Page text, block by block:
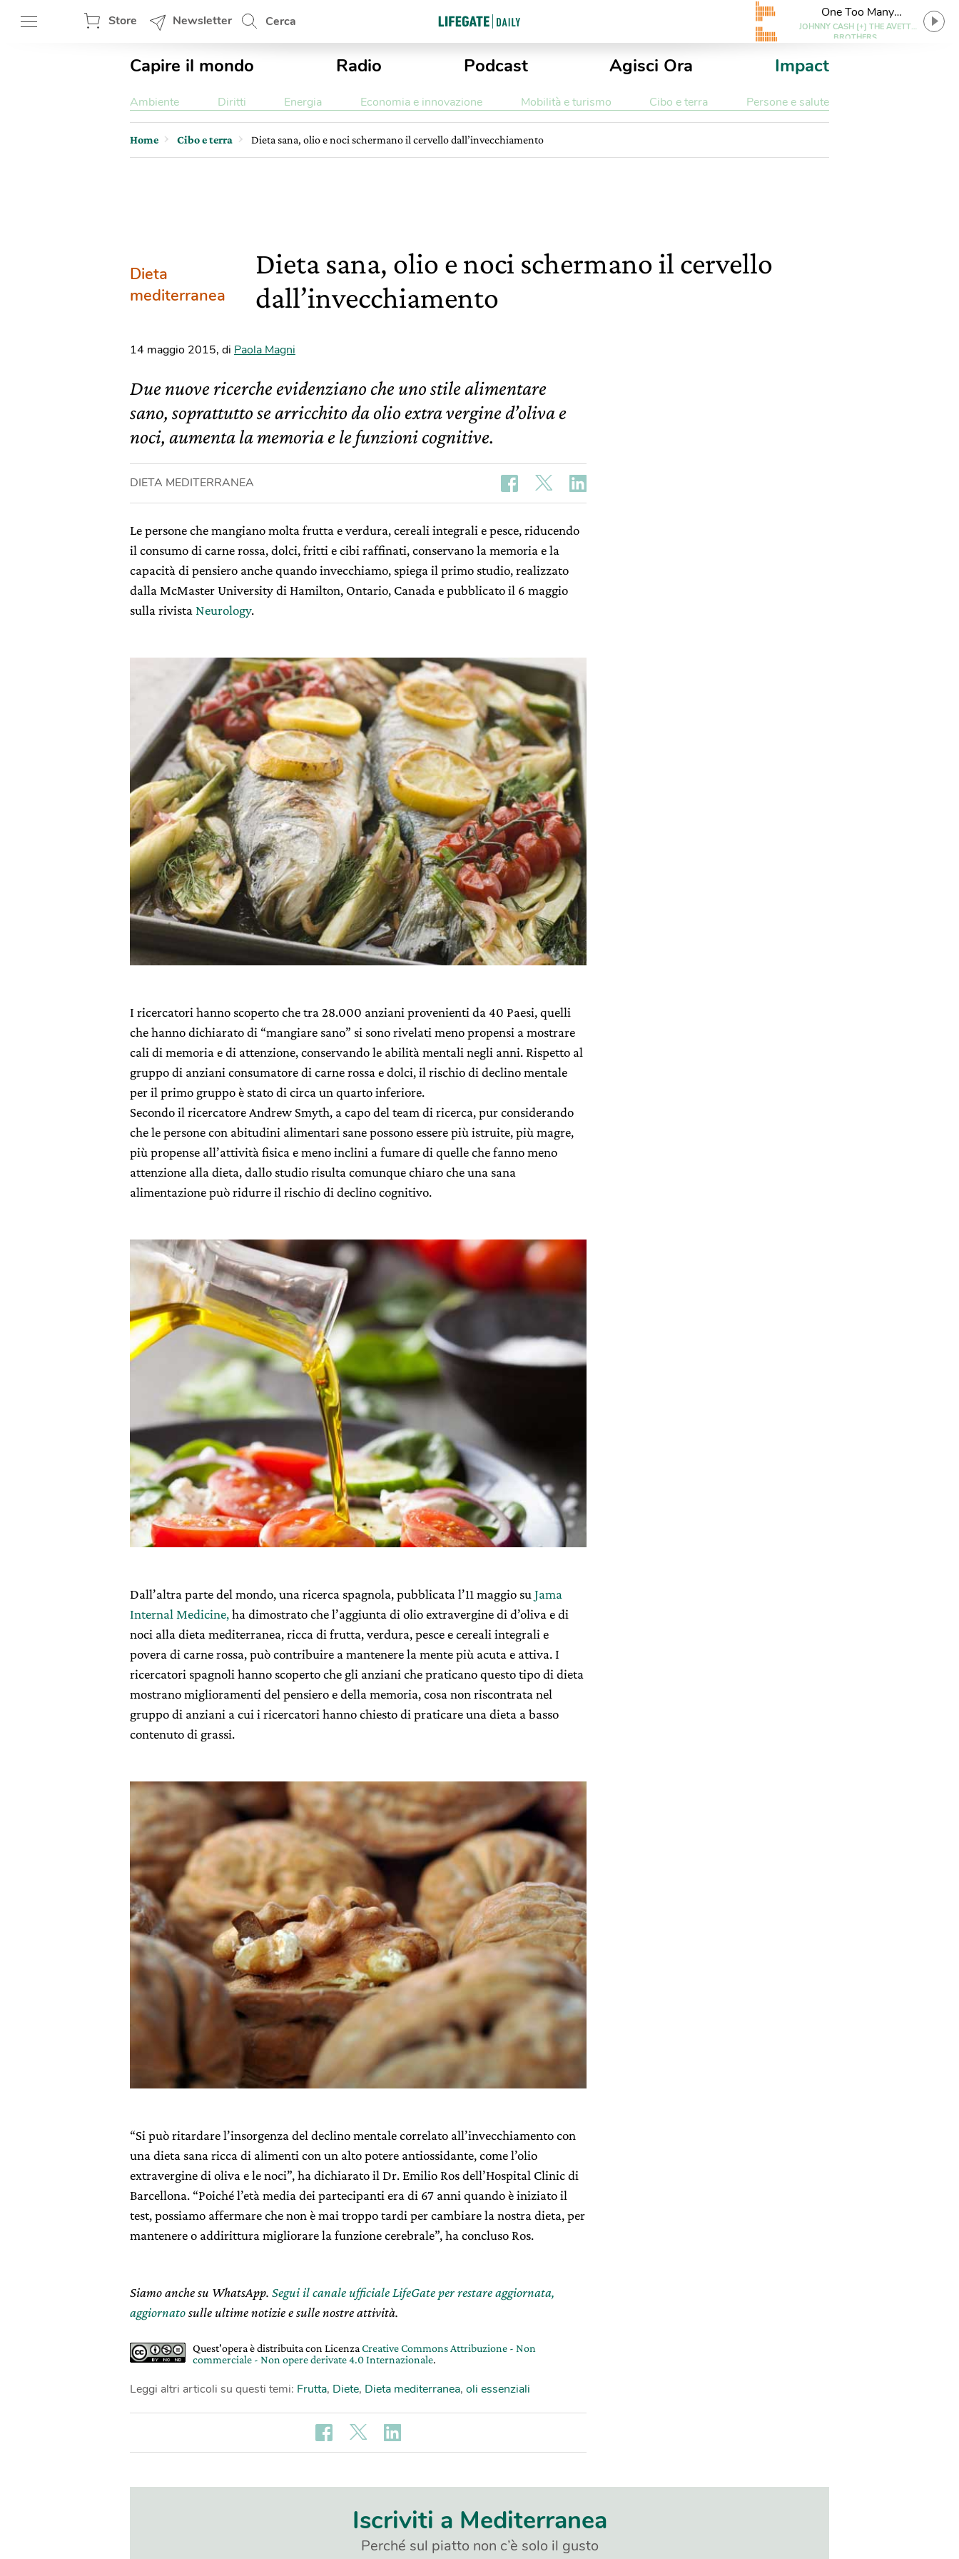
Store Newsletter Cerca
One Too Many
Mornings
JOHNNY CASH [+] THE AVETT
BROTHERS
Capire il mondo Radio Podcast Agisci Ora Impact
Ambiente Diritti Energia Economia e innovazione Mobilità e turismo Cibo e terra Persone e salute
Home Cibo e terra Dieta sana, olio e noci schermano il cervello dall’invecchiamento
Dieta
mediterranea
Dieta sana, olio e noci schermano il cervello
dall’invecchiamento
14 maggio 2015, di Paola Magni
Due nuove ricerche evidenziano che uno stile alimentare
sano, soprattutto se arricchito da olio extra vergine d’oliva e
noci, aumenta la memoria e le funzioni cognitive.
DIETA MEDITERRANEA
Le persone che mangiano molta frutta e verdura, cereali integrali e pesce, riducendo
il consumo di carne rossa, dolci, fritti e cibi raffinati, conservano la memoria e la
capacità di pensiero anche quando invecchiamo, spiega il primo studio, realizzato
dalla McMaster University di Hamilton, Ontario, Canada e pubblicato il 6 maggio
sulla rivista Neurology.
I ricercatori hanno scoperto che tra 28.000 anziani provenienti da 40 Paesi, quelli
che hanno dichiarato di “mangiare sano” si sono rivelati meno propensi a mostrare
cali di memoria e di attenzione, conservando le abilità mentali negli anni. Rispetto al
gruppo di anziani consumatore di carne rossa e dolci, il rischio di declino mentale
per il primo gruppo è stato di circa un quarto inferiore.
Secondo il ricercatore Andrew Smyth, a capo del team di ricerca, pur considerando
che le persone con abitudini alimentari sane possono essere più istruite, più magre,
più propense all’attività fisica e meno inclini a fumare di quelle che fanno meno
attenzione alla dieta, dallo studio risulta comunque chiaro che una sana
alimentazione può ridurre il rischio di declino cognitivo.
Dall’altra parte del mondo, una ricerca spagnola, pubblicata l’11 maggio su Jama
Internal Medicine,ha dimostrato che l’aggiunta di olio extravergine di d’oliva e di
noci alla dieta mediterranea, ricca di frutta, verdura, pesce e cereali integrali e
povera di carne rossa, può contribuire a mantenere la mente più acuta e attiva. I
ricercatori spagnoli hanno scoperto che gli anziani che praticano questo tipo di dieta
mostrano miglioramenti del pensiero e della memoria, cosa non riscontrata nel
gruppo di anziani a cui i ricercatori hanno chiesto di praticare una dieta a basso
contenuto di grassi.
“Si può ritardare l’insorgenza del declino mentale correlato all’invecchiamento con
una dieta sana ricca di alimenti con un alto potere antiossidante, come l’olio
extravergine di oliva e le noci”, ha dichiarato il Dr. Emilio Ros dell’Hospital Clinic di
Barcellona. “Poiché l’età media dei partecipanti era di 67 anni quando è iniziato il
test, possiamo affermare che non è mai troppo tardi per cambiare la nostra dieta, per
mantenere o addirittura migliorare la funzione cerebrale”, ha concluso Ros.
Siamo anche su WhatsApp. Segui il canale ufficiale LifeGate per restare aggiornata,
aggiornatosulle ultime notizie e sulle nostre attività.
Quest'opera è distribuita con Licenza Creative Commons Attribuzione - Non
commerciale - Non opere derivate 4.0 Internazionale.
Leggi altri articoli su questi temi: Frutta, Diete, Dieta mediterranea, oli essenziali
Iscriviti a Mediterranea
Perché sul piatto non c’è solo il gusto